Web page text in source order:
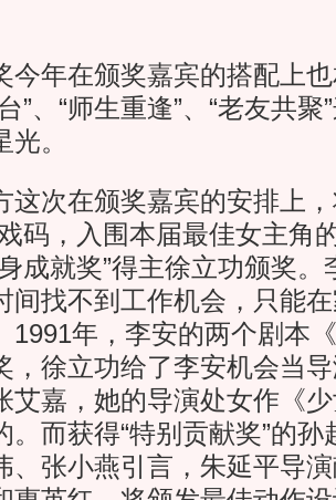
年在颁奖嘉宾的搭配上也
”、“师生重逢”、“老友共
。
次在颁奖嘉宾的安排上，
码，入围本届最佳女主角
成就奖”得主徐立功颁奖
间找不到工作机会，只能
1991年，李安的两个剧本
，徐立功给了李安机会当
艾嘉，她的导演处女作《
。而获得“特别贡献奖”的
、张小燕引言，朱延平导